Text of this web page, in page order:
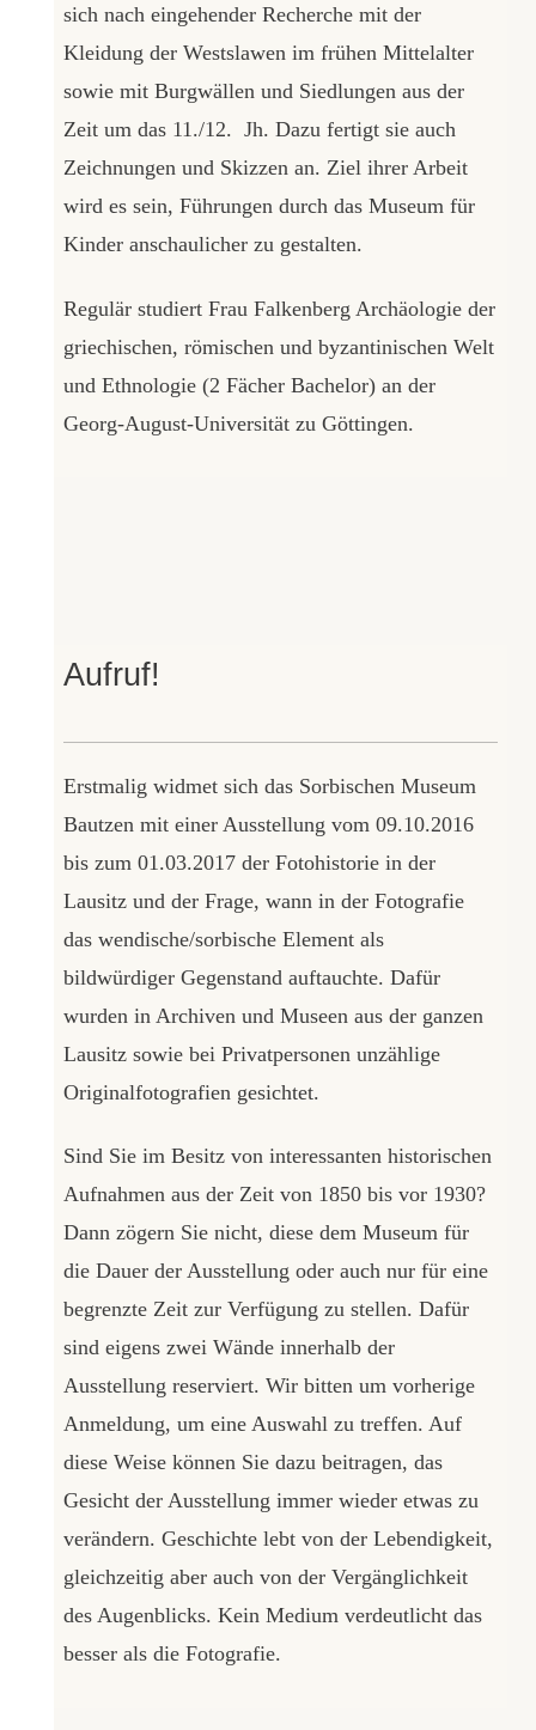
sich nach eingehender Recherche mit der
Kleidung der Westslawen im frühen Mittelalter
sowie mit Burgwällen und Siedlungen aus der
Zeit um das 11./12. Jh. Dazu fertigt sie auch
Zeichnungen und Skizzen an. Ziel ihrer Arbeit
wird es sein, Führungen durch das Museum für
Kinder anschaulicher zu gestalten.
Regulär studiert Frau Falkenberg Archäologie der
griechischen, römischen und byzantinischen Welt
und Ethnologie (2 Fächer Bachelor) an der
Georg-August-Universität zu Göttingen.
Aufruf!
Erstmalig widmet sich das Sorbischen Museum
Bautzen mit einer Ausstellung vom 09.10.2016
bis zum 01.03.2017 der Fotohistorie in der
Lausitz und der Frage, wann in der Fotografie
das wendische/sorbische Element als
bildwürdiger Gegenstand auftauchte. Dafür
wurden in Archiven und Museen aus der ganzen
Lausitz sowie bei Privatpersonen unzählige
Originalfotografien gesichtet.
Sind Sie im Besitz von interessanten historischen
Aufnahmen aus der Zeit von 1850 bis vor 1930?
Dann zögern Sie nicht, diese dem Museum für
die Dauer der Ausstellung oder auch nur für eine
begrenzte Zeit zur Verfügung zu stellen. Dafür
sind eigens zwei Wände innerhalb der
Ausstellung reserviert. Wir bitten um vorherige
Anmeldung, um eine Auswahl zu treffen. Auf
diese Weise können Sie dazu beitragen, das
Gesicht der Ausstellung immer wieder etwas zu
verändern. Geschichte lebt von der Lebendigkeit,
gleichzeitig aber auch von der Vergänglichkeit
des Augenblicks. Kein Medium verdeutlicht das
besser als die Fotografie.